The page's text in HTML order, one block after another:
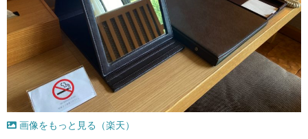
画像をもっと見る（楽天）